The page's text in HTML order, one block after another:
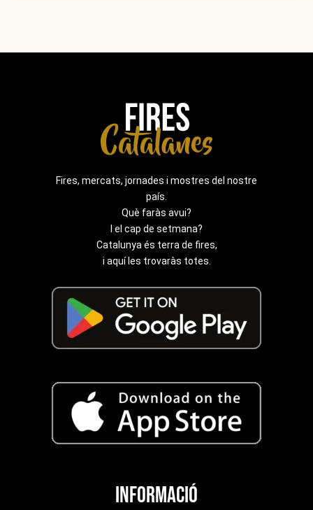
Fires, mercats, jornades i mostres del nostre
país.
Què faràs avui?
I el cap de setmana?
Catalunya és terra de fires,
i aquí les trovaràs totes.
Informació